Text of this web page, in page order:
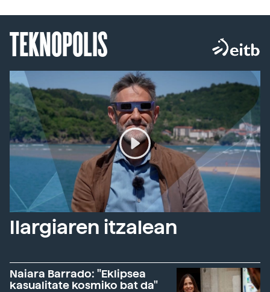
TEKNOPOLIS
Ilargiaren itzalean
Naiara Barrado: "Eklipsea
kasualitate kosmiko bat da"